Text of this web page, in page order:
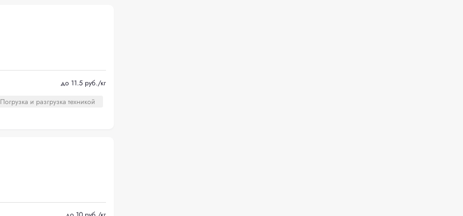
до 11.5 руб./кг
Погрузка и разгрузка техникой